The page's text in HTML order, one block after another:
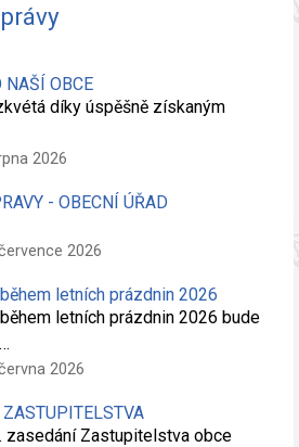
NAŠÍ OBCE
díky úspěšně získaným
2026
- OBECNÍ ÚŘAD
2026
letních prázdnin 2026
letních prázdnin 2026 bude
2026
zasedání Zastupitelstva obce